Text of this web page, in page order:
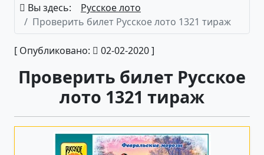
Вы здесь:
Русское лото
Проверить билет Русское лото 1321 тираж
[ Опубликовано: 02-02-2020 ]
Проверить билет Русское
лото 1321 тираж